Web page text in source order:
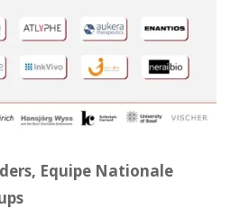
Equipe Nationale